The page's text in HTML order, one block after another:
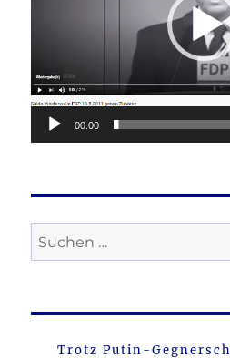
00:00
Suche
nach:
Trotz Putin-